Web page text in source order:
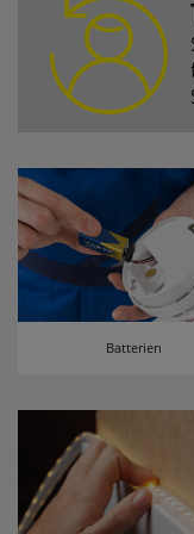
Batterien
Dieses Cookie
Sie diese beim
eingeben
searchvalue
Dieses Cookie
Suchbegriff,
nicht erneut